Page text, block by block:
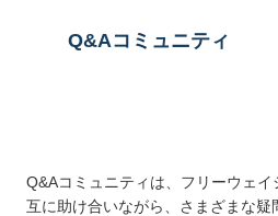
Q&Aコミュニティ
Q&Aコミュニティは、フリーウェ
互に助け合いながら、さまざまな疑